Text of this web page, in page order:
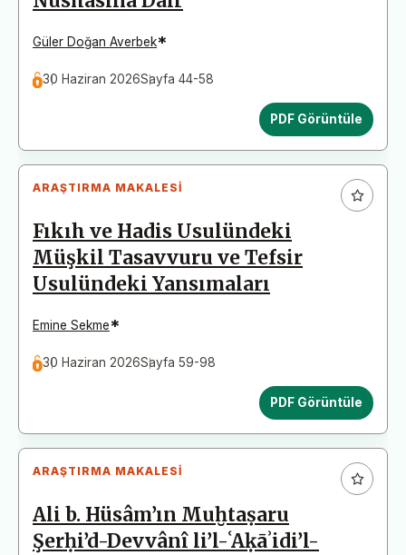
Güler Doğan Averbek*
30 Haziran 2026Sayfa 44-58
PDF Görüntüle
ARAŞTIRMA MAKALESI
Fıkıh ve Hadis Usulündeki
Müşkil Tasavvuru ve Tefsir
Usulündeki Yansımaları
Emine Sekme*
30 Haziran 2026Sayfa 59-98
PDF Görüntüle
ARAŞTIRMA MAKALESI
Ali b. Hüsâm’ın Muḫtaṣaru
Şerḥi’d-Devvânî li’l-ʿAḳāʾidi’l-